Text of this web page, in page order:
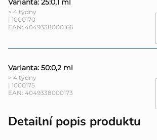
Varianta: 25:0,1 ml
> 4 týdny
| 1000170
EAN: 4049338000166
Varianta: 50:0,2 ml
> 4 týdny
| 1000175
EAN: 4049338000173
Detailní popis produktu